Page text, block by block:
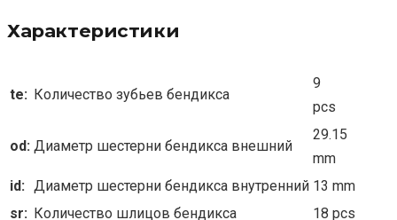
Характеристики
te: Количество зубьев бендикса
9
pcs
od: Диаметр шестерни бендикса внешний
29.15
mm
id: Диаметр шестерни бендикса внутренний 13 mm
sr: Количество шлицов бендикса
18 pcs